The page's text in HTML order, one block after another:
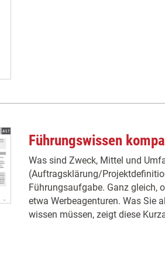
Führungswissen
Was sind Zweck, Mittel und
(Auftragsklärung/
Führungsaufgabe. Ganz gleich,
etwa Werbeagenturen. Was Sie
wissen müssen, zeigt diese